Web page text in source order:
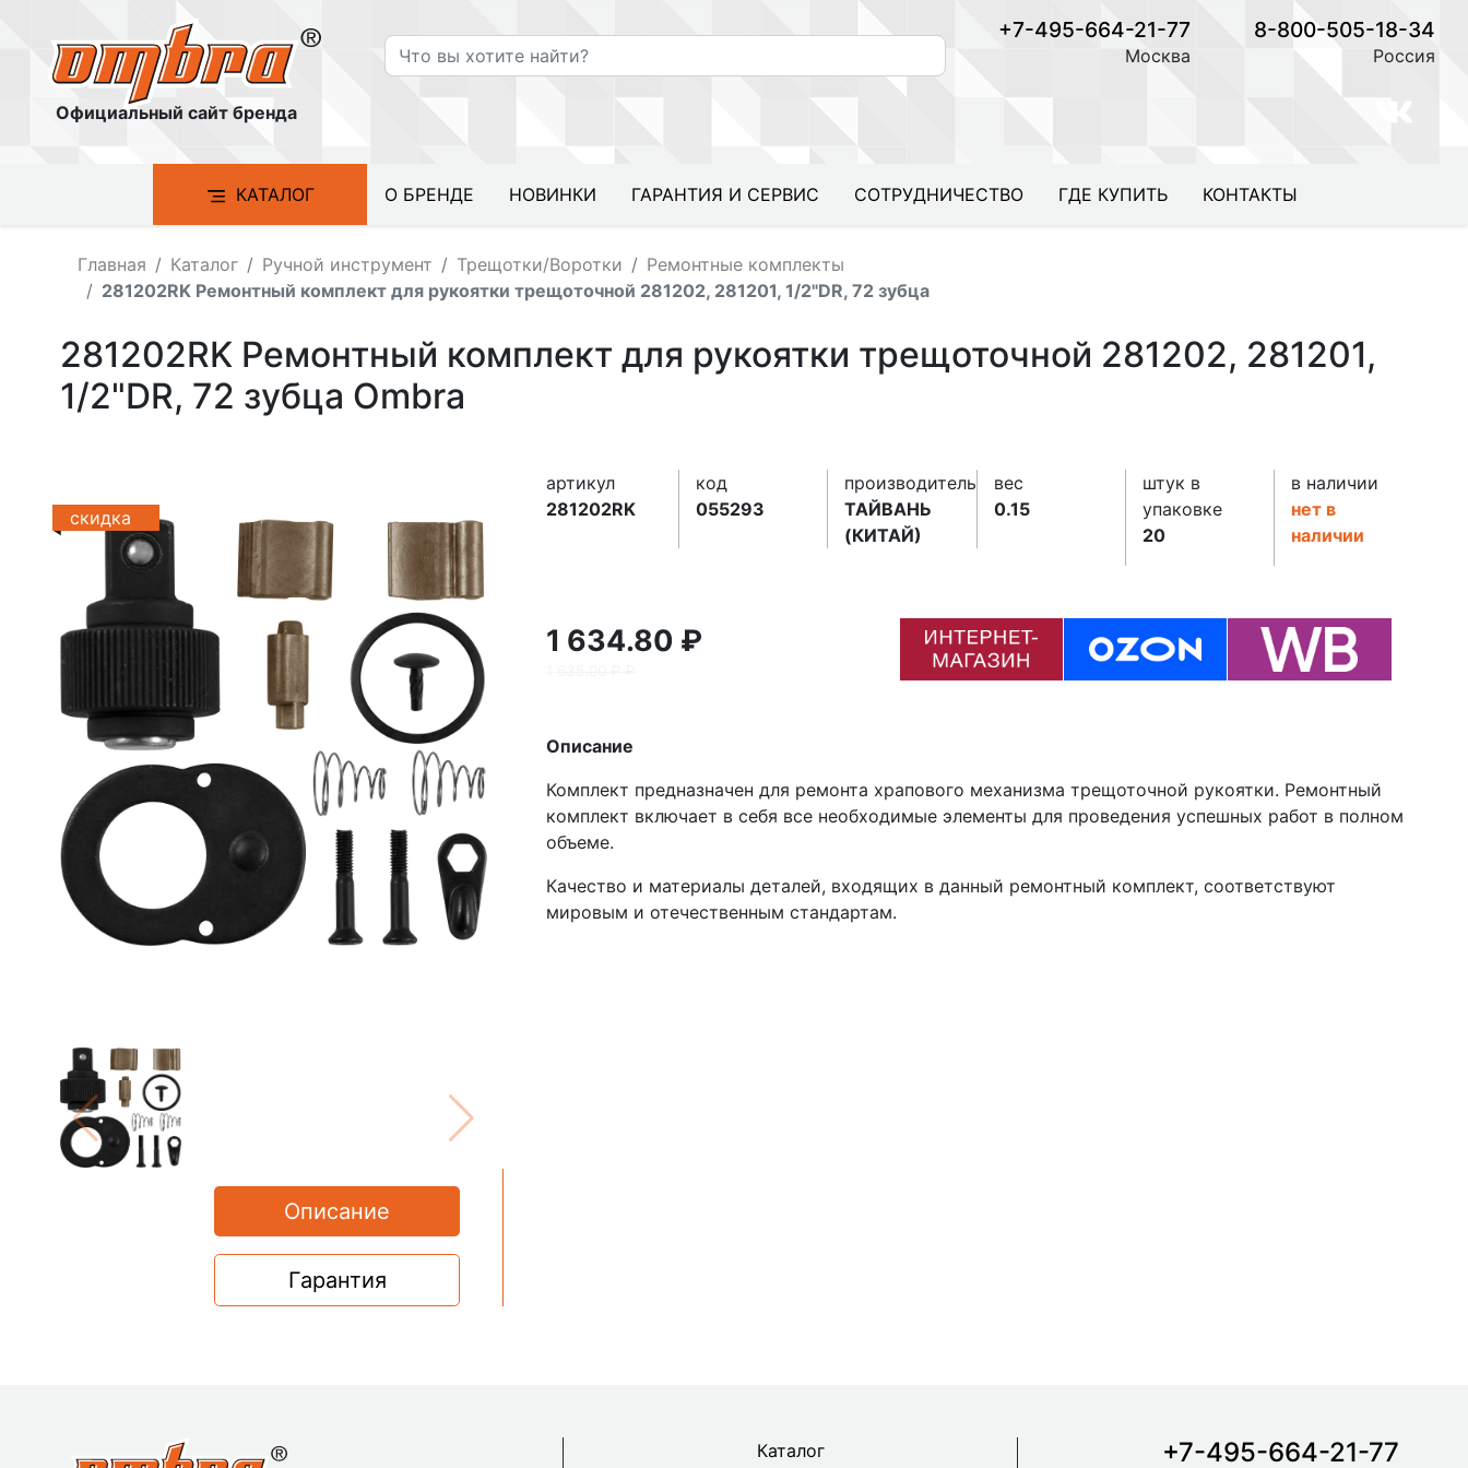
Официальный сайт бренда
+7-495-664-21-77
Москва
8-800-505-18-34
Россия
КАТАЛОГ О БРЕНДЕ НОВИНКИ ГАРАНТИЯ И СЕРВИС СОТРУДНИЧЕСТВО ГДЕ КУПИТЬ КОНТАКТЫ
Главная Каталог Ручной инструмент Трещотки/Воротки
Ремонтные комплекты
281202RK Ремонтный комплект для рукоятки трещоточной 281202, 281201, 1/2"DR, 72 зубца
281202RK Ремонтный комплект для рукоятки трещоточной 281202, 281201,
1/2"DR, 72 зубца Ombra
скидка
Описание
Гарантия
артикул
281202RK
код
055293
производитель
ТАЙВАНЬ
(КИТАЙ)
вес
0.15
штук в
упаковке
20
в наличии
нет в
наличии
1 634.80 ₽
Описание
Комплект предназначен для ремонта храпового механизма трещоточной рукоятки. Ремонтный
комплект включает в себя все необходимые элементы для проведения успешных работ в полном
объеме.
Качество и материалы деталей, входящих в данный ремонтный комплект, соответствуют
мировым и отечественным стандартам.
Каталог +7-495-664-21-77